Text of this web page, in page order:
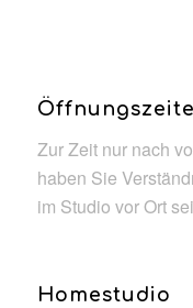
Zur Zeit nur nach
haben Sie
im Studio vor Ort
Homestudio